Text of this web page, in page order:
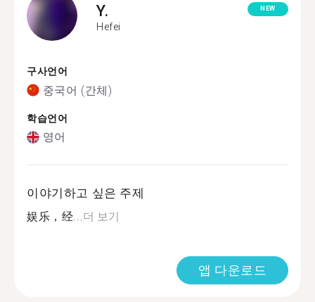
Y.
Hefei
NEW
구사언어
중국어 (간체)
학습언어
영어
이야기하고 싶은 주제
娱乐，经...더 보기
앱 다운로드